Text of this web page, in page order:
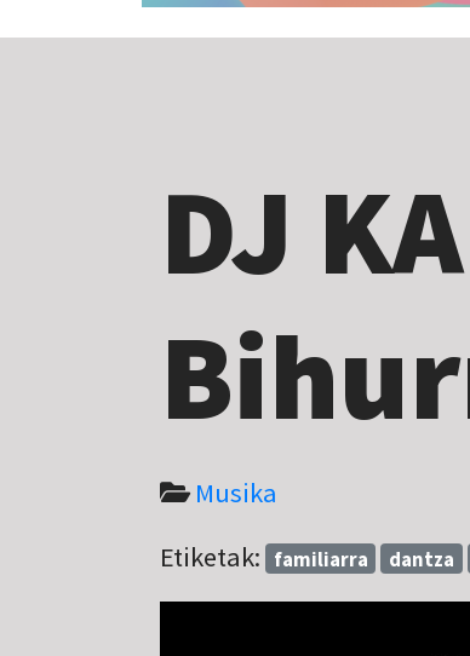
DJ
Musika
Etiketak: familiarra dantza